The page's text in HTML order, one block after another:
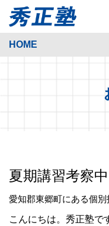
HOME
夏期講習考察中
愛知郡東郷町にある個別
こんにちは。秀正塾で